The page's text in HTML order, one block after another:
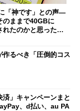
「神です」との声―
のままで40GBに
れたのかと思った」
るべき「圧倒的コス
」キャンペーンまと
、d払い、au PA